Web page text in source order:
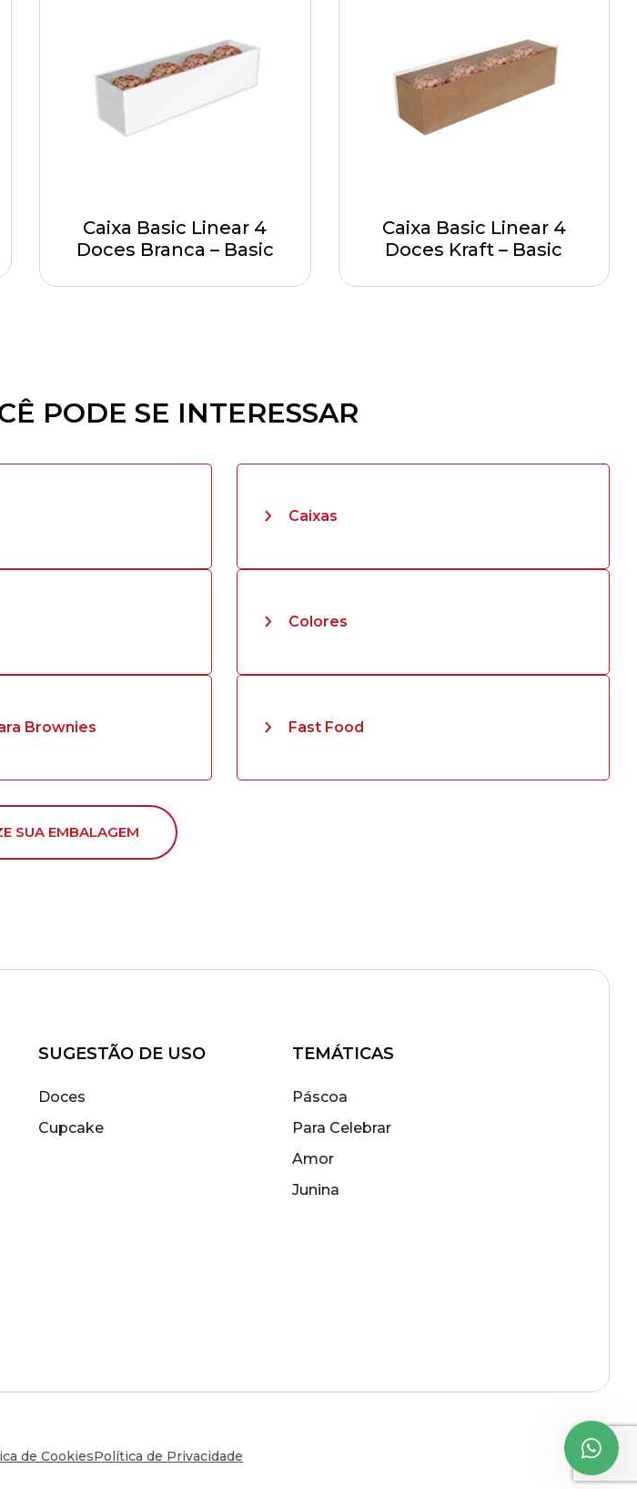
Caixa Basic Linear 4
Doces Branca – Basic
Caixa Basic Linear 4
Doces Kraft – Basic
PODE SE INTERESSAR
Caixas
Colores
Brownies Fast Food
SUA EMBALAGEM
SUGESTÃO DE USO
Doces
Cupcake
TEMÁTICAS
Páscoa
Para Celebrar
Amor
Junina
de CookiesPolítica de Privacidade